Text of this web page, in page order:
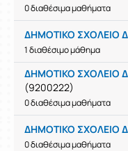
0 διαθέσιμα μαθήματα
ΔΗΜΟΤΙΚΟ ΣΧΟΛΕΙΟ
1 διαθέσιμο μάθημα
ΔΗΜΟΤΙΚΟ ΣΧΟΛΕΙΟ
(9200222)
0 διαθέσιμα μαθήματα
ΔΗΜΟΤΙΚΟ ΣΧΟΛΕΙΟ
0 διαθέσιμα μαθήματα